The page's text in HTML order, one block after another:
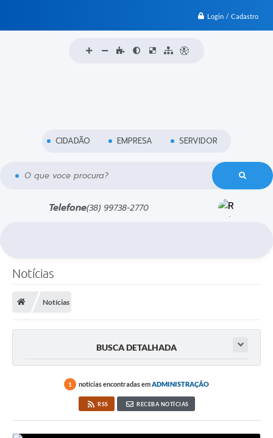
Login / Cadastro
O que voce procura?
CIDADÃO EMPRESA SERVIDOR
Telefone(38) 99738-2770
Notícias
Notícias
BUSCA DETALHADA
1 notícias encontradas emADMINISTRAÇÃO
RSS RECEBA NOTÍCIAS